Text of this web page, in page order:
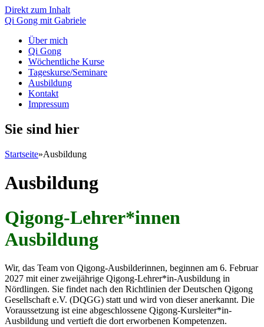
Direkt zum Inhalt
Qi Gong mit Gabriele
Über mich
Qi Gong
Wöchentliche Kurse
Tageskurse/Seminare
Ausbildung
Kontakt
Impressum
Sie sind hier
Startseite»Ausbildung
Ausbildung
Qigong-Lehrer*innen
Ausbildung
Wir, das Team von Qigong-Ausbilderinnen, beginnen am 6. Februar
2027 mit einer zweijährige Qigong-Lehrer*in-Ausbildung in
Nördlingen. Sie findet nach den Richtlinien der Deutschen Qigong
Gesellschaft e.V. (DQGG) statt und wird von dieser anerkannt. Die
Voraussetzung ist eine abgeschlossene Qigong-Kursleiter*in-
Ausbildung und vertieft die dort erworbenen Kompetenzen.